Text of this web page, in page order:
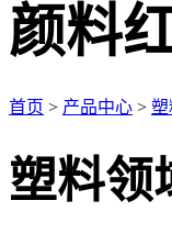
颜料
首页 > 产品中心 > 塑
塑料领